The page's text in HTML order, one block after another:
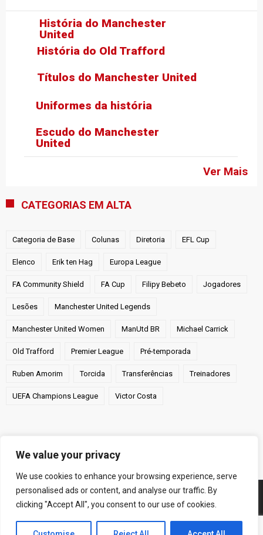
We value your privacy
We use cookies to enhance your browsing experience, serve
personalised ads or content, and analyse our traffic. By
clicking "Accept All", you consent to our use of cookies.
História do Old Trafford
Títulos do Manchester United
Uniformes da história
Ver Mais
História do Manchester
United
Escudo do Manchester
United
CATEGORIAS EM ALTA
Categoria de Base Colunas Diretoria EFL Cup
Elenco Erik ten Hag Europa League
FA Community Shield FA Cup Filipy Bebeto Jogadores
Lesões Manchester United Legends
Manchester United Women ManUtd BR Michael Carrick
Old Trafford Premier League Pré-temporada
Ruben Amorim Torcida Transferências Treinadores
UEFA Champions League Victor Costa
reservados.